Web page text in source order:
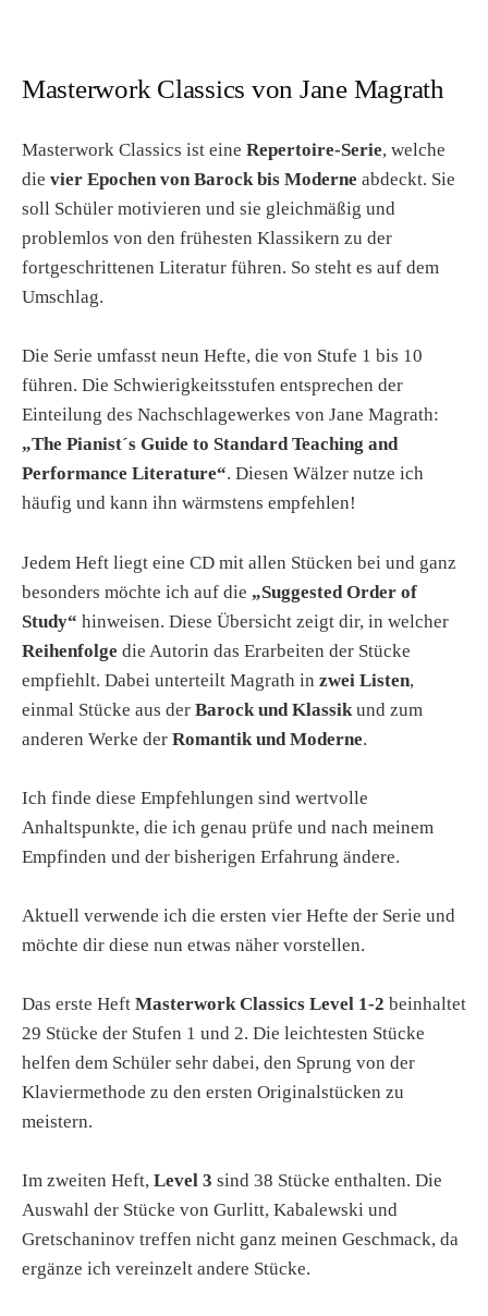
Masterwork Classics von Jane Magrath
Masterwork Classics ist eine Repertoire-Serie, welche
die vier Epochen von Barock bis Moderne abdeckt. Sie
soll Schüler motivieren und sie gleichmäßig und
problemlos von den frühesten Klassikern zu der
fortgeschrittenen Literatur führen. So steht es auf dem
Umschlag.
Die Serie umfasst neun Hefte, die von Stufe 1 bis 10
führen. Die Schwierigkeitsstufen entsprechen der
Einteilung des Nachschlagewerkes von Jane Magrath:
„The Pianist´s Guide to Standard Teaching and
Performance Literature“. Diesen Wälzer nutze ich
häufig und kann ihn wärmstens empfehlen!
Jedem Heft liegt eine CD mit allen Stücken bei und ganz
besonders möchte ich auf die „Suggested Order of
Study“ hinweisen. Diese Übersicht zeigt dir, in welcher
Reihenfolge die Autorin das Erarbeiten der Stücke
empfiehlt. Dabei unterteilt Magrath in zwei Listen,
einmal Stücke aus der Barock und Klassik und zum
anderen Werke der Romantik und Moderne.
Ich finde diese Empfehlungen sind wertvolle
Anhaltspunkte, die ich genau prüfe und nach meinem
Empfinden und der bisherigen Erfahrung ändere.
Aktuell verwende ich die ersten vier Hefte der Serie und
möchte dir diese nun etwas näher vorstellen.
Das erste Heft Masterwork Classics Level 1-2 beinhaltet
29 Stücke der Stufen 1 und 2. Die leichtesten Stücke
helfen dem Schüler sehr dabei, den Sprung von der
Klaviermethode zu den ersten Originalstücken zu
meistern.
Im zweiten Heft, Level 3 sind 38 Stücke enthalten. Die
Auswahl der Stücke von Gurlitt, Kabalewski und
Gretschaninov treffen nicht ganz meinen Geschmack, da
ergänze ich vereinzelt andere Stücke.